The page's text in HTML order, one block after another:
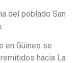
del poblado San
en Güines se
hacia La